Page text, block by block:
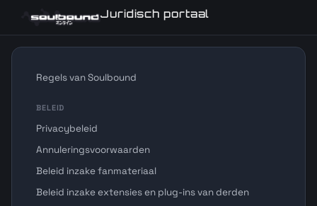
Juridisch portaal
Regels van Soulbound
BELEID
Privacybeleid
Annuleringsvoorwaarden
Beleid inzake fanmateriaal
Beleid inzake extensies en plug-ins van derden